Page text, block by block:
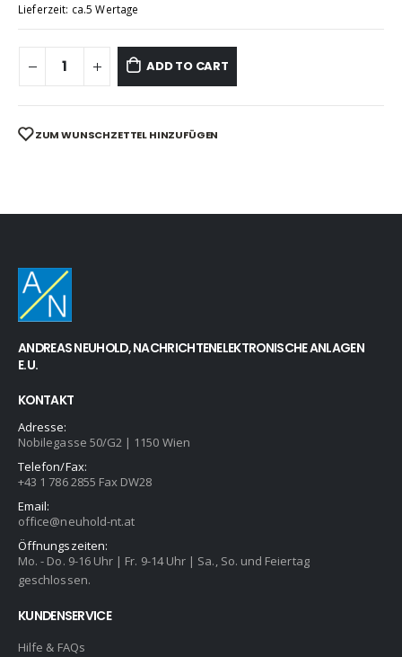
Lieferzeit: ca.5 Wertage
ADD TO CART
ZUM WUNSCHZETTEL HINZUFÜGEN
ANDREAS NEUHOLD, NACHRICHTENELEKTRONISCHE ANLAGEN
E.U.
KONTAKT
Adresse:
Nobilegasse 50/G2 | 1150 Wien
Telefon/Fax:
+43 1 786 2855 Fax DW28
Email:
office@neuhold-nt.at
Öffnungszeiten:
Mo. - Do. 9-16 Uhr | Fr. 9-14 Uhr | Sa., So. und Feiertag
geschlossen.
KUNDENSERVICE
Hilfe & FAQs